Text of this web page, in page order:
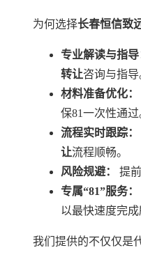
为何选择长春恒信致
专业解读与指导
转让咨询与指导
材料准备优化：
保81一次性通过
流程实时跟踪：
让流程顺畅。
风险规避：
提
专属“81”服务：
以最快速度完成
我们提供的不仅仅是